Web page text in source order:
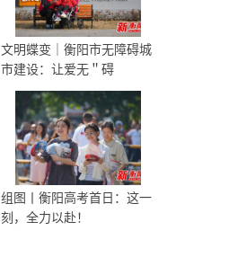
文明蝶变｜衡阳市无障碍城
市建设：让爱无＂碍
组图丨衡阳高考首日：这一
刻，全力以赴！